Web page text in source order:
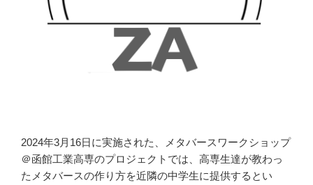
2024年3月16日に実施された、メタバースワークショップ
＠函館工業高専のプロジェクトでは、高専生達が教わっ
たメタバースの作り方を近隣の中学生に提供するとい